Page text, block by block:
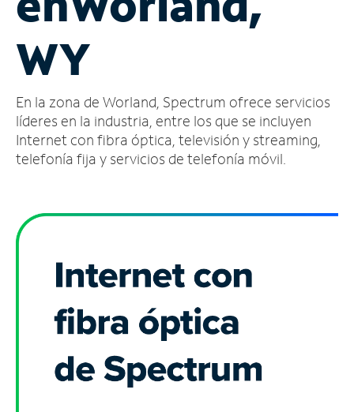
cuenta
Encuentra
tienda
WY
En la zona de Worland, Spectrum ofrece servicios
líderes en la industria, entre los que se incluyen
Internet con fibra óptica, televisión y streaming,
telefonía fija y servicios de telefonía móvil.